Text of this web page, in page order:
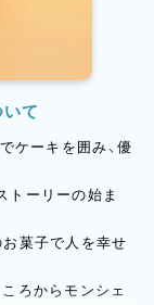
て
ケーキを囲み、優
トーリーの始ま
菓子で人を幸せ
ろからモンシェ